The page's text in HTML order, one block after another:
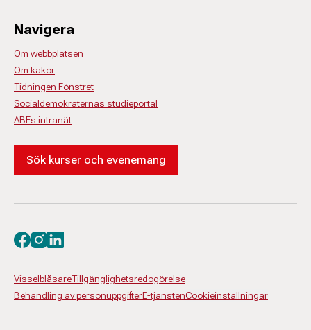
Navigera
Om webbplatsen
Om kakor
Tidningen Fönstret
Socialdemokraternas studieportal
ABFs intranät
Sök kurser och evenemang
VisselblåsareTillgänglighetsredogörelse
Behandling av personuppgifterE-tjänstenCookieinställningar
Besök oss på facebook
Besök oss på instagram
Besök oss på linkedin